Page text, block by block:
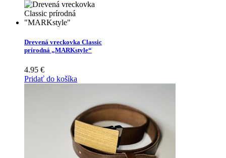
Drevená vreckovka Classic
prírodná „MARKstyle“
4.95 €
Pridať do košíka